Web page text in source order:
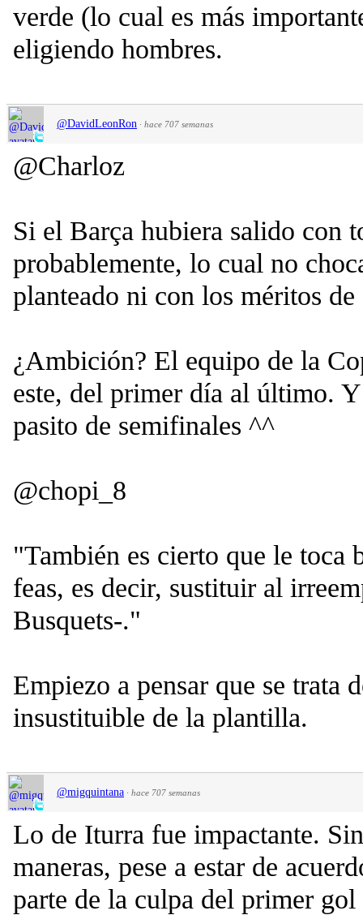
verde (lo cual es más
eligiendo hombres.
@DavidLeonRon · hace 707 semanas
@Charloz
Si el Barça hubiera salido con
probablemente, lo cual no
planteado ni con los méritos de
¿Ambición? El equipo de la
este, del primer día al último.
pasito de semifinales ^^
@chopi_8
"También es cierto que le toca
feas, es decir, sustituir al
Busquets-."
Empiezo a pensar que se trata
insustituible de la plantilla.
@migquintana · hace 707 semanas
Lo de Iturra fue impactante.
maneras, pese a estar de
parte de la culpa del primer